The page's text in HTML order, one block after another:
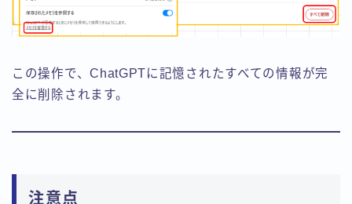
この操作で、ChatGPTに記憶されたすべての情報が完
全に削除されます。
注意点